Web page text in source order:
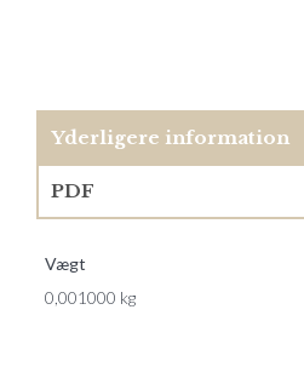
Yderligere information
PDF
Vægt
0,001000 kg